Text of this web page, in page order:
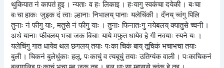
थुकियात नं कापतं हुइ । न्यताः व हः लिकाइ । हःयागु स्वकंचा दयेकी । बःचा
बःचा हाकः जुइक दं त्वाः ल्हानाः निभालय् पानाः यलेचिंकी । दँनय् च्वंगु पिलि
तुनाः नं फीगु याः, मतुसे नं फीगु याः । तुनाः फिनातःगु नयेबलय् क्यातुसे च्वनी ।
अथे यानाः फीबलय् भचा जक बिचाः याये मफुत धायेव हे गी नवयाः स्यने यः ।
यलेचिंगु गात धायेव थल छगलय् तयाः पःका चिकं बाय् तूचिकं भचाभचा तयाः
बुली । चिकनं बुलेधुंकाः हलू, पःकाचुं व त्यबूचुं तयाः उतिग्यंक वाली । पःकाचिकनं